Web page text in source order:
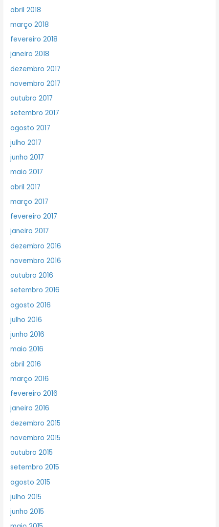
abril 2018
março 2018
fevereiro 2018
janeiro 2018
dezembro 2017
novembro 2017
outubro 2017
setembro 2017
agosto 2017
julho 2017
junho 2017
maio 2017
abril 2017
março 2017
fevereiro 2017
janeiro 2017
dezembro 2016
novembro 2016
outubro 2016
setembro 2016
agosto 2016
julho 2016
junho 2016
maio 2016
abril 2016
março 2016
fevereiro 2016
janeiro 2016
dezembro 2015
novembro 2015
outubro 2015
setembro 2015
agosto 2015
julho 2015
junho 2015